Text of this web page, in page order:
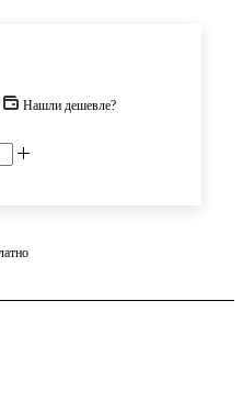
Нашли дешевле?